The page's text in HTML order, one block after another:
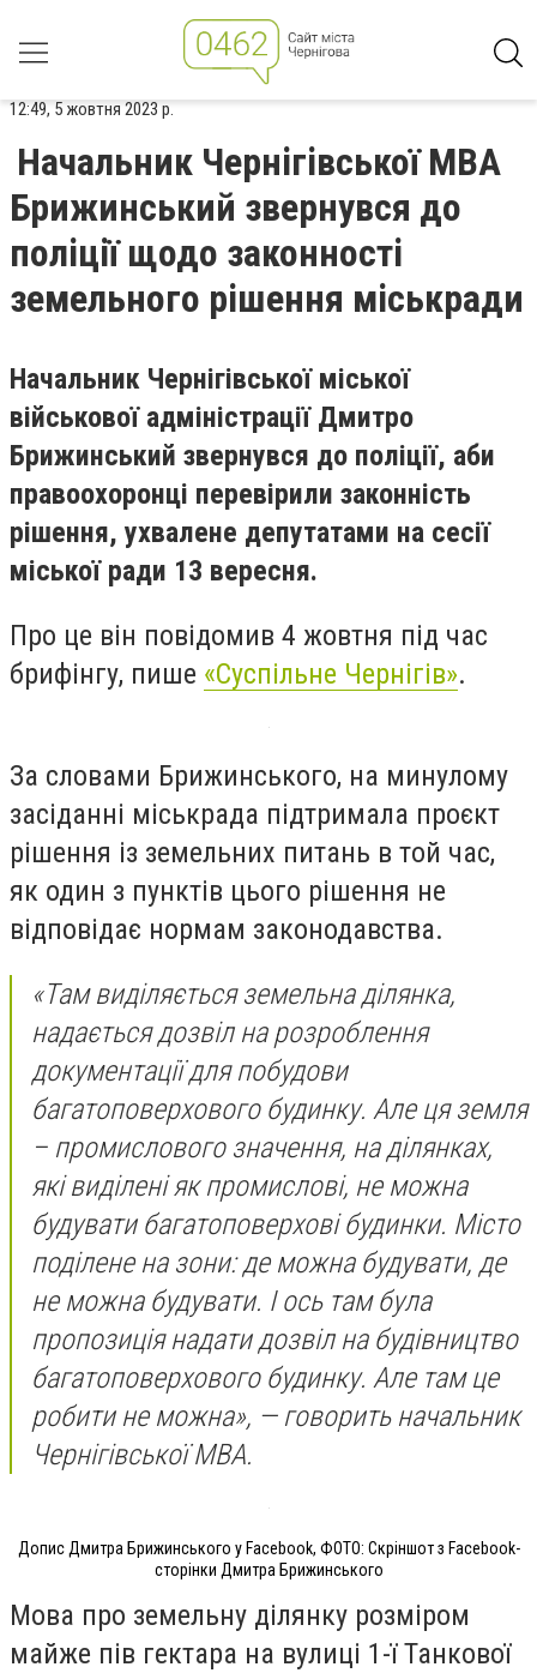
12:49, 5 жовтня 2023 р.
Начальник Чернігівської МВА
Брижинський звернувся до
поліції щодо законності
земельного рішення міськради
Начальник Чернігівської міської
військової адміністрації Дмитро
Брижинський звернувся до поліції, аби
правоохоронці перевірили законність
рішення, ухвалене депутатами на сесії
міської ради 13 вересня.
Про це він повідомив 4 жовтня під час
брифінгу, пише «Суспільне Чернігів».
За словами Брижинського, на минулому
засіданні міськрада підтримала проєкт
рішення із земельних питань в той час,
як один з пунктів цього рішення не
відповідає нормам законодавства.
«Там виділяється земельна ділянка,
надається дозвіл на розроблення
документації для побудови
багатоповерхового будинку. Але ця земля
– промислового значення, на ділянках,
які виділені як промислові, не можна
будувати багатоповерхові будинки. Місто
поділене на зони: де можна будувати, де
не можна будувати. І ось там була
пропозиція надати дозвіл на будівництво
багатоповерхового будинку. Але там це
робити не можна», — говорить начальник
Чернігівської МВА.
Допис Дмитра Брижинського у Facebook, ФОТО: Скріншот з Facebook-
сторінки Дмитра Брижинського
Мова про земельну ділянку розміром
майже пів гектара на вулиці 1-ї Танкової